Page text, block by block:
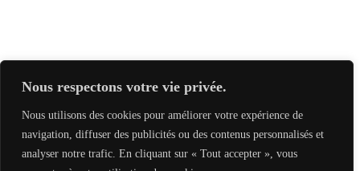
Nous respectons votre vie privée.
Nous utilisons des cookies pour améliorer votre expérience de
navigation, diffuser des publicités ou des contenus personnalisés et
analyser notre trafic. En cliquant sur « Tout accepter », vous